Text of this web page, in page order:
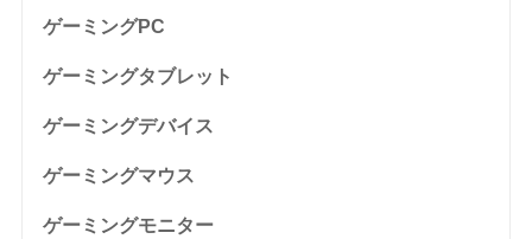
ゲーミングPC
ゲーミングタブレット
ゲーミングデバイス
ゲーミングマウス
ゲーミングモニター